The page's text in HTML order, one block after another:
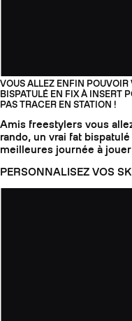
VOUS ALLEZ ENFIN
BISPATULÉ EN FIX À INSERT
PAS TRACER EN STATION !
Amis freestylers vous
rando, un vrai fat
meilleures journée à
PERSONNALISEZ VOS